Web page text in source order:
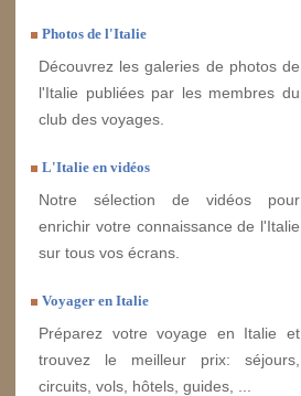
Photos de l'Italie
Découvrez les galeries de photos de
l'Italie publiées par les membres du
club des voyages.
L'Italie en vidéos
Notre sélection de vidéos pour
enrichir votre connaissance de l'Italie
sur tous vos écrans.
Voyager en Italie
Préparez votre voyage en Italie et
trouvez le meilleur prix: séjours,
circuits, vols, hôtels, guides, ...